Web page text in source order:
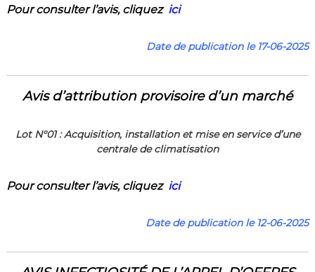
Pour consulter l’avis, cliquez ici
Date de publication le 17-06-2025
Avis d’attribution provisoired’un marché
Lot N°01 : Acquisition, installation et mise en service d’une
centrale de climatisation
Pour consulter l’avis, cliquez ici
Date de publication le 12-06-2025